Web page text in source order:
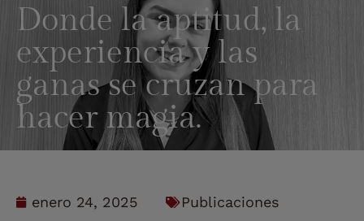
Donde la aptitud, la
experiencia y las
ganas se cruzan para
hacer magia.
enero 24, 2025 Publicaciones